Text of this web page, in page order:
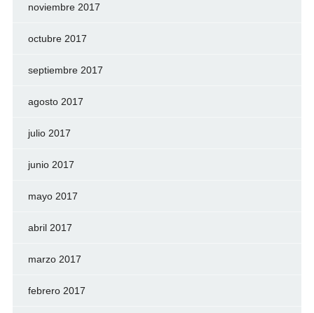
noviembre 2017
octubre 2017
septiembre 2017
agosto 2017
julio 2017
junio 2017
mayo 2017
abril 2017
marzo 2017
febrero 2017